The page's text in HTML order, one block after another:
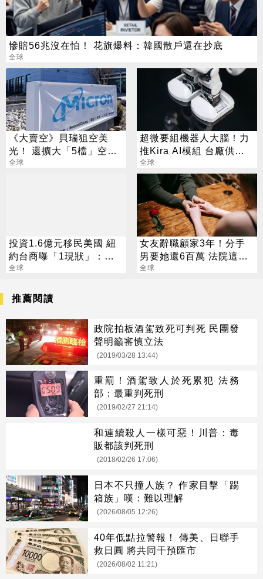
慘賠56兆沒在怕！ 花旗爆料：韓國散戶還在抄底
全球
《大賣空》貝瑞狙空美
光！ 還擴大「5檔」空頭
部位
全球
超微要組機器人大腦！力
推Kira AI模組 台廠供應
鏈曝光
全球
投資1.6億元移民美國 紐
約台商曝「1現狀」：台
灣人興趣不高
全球
女友辭職顧家3年！分手
男要她還6百萬 法院這樣
判
全球
推薦閱讀
政院拍板酒駕致死可判死 民團發
聲明籲審慎立法
(2019/03/28 13:44)
重罰！酒駕致人於死累犯 法務
部：最重判死刑
(2019/02/27 21:14)
和連續殺人一樣可惡！川普：毒
販都該判死刑
(2018/02/26 17:06)
日本不只撞人族？ 作家目擊「踢
箱族」嘆：難以理解
(2026/08/05 12:26)
40年低點拉警報！ 傳美、日聯手
救日圓 將共同干預匯市
(2026/08/02 11:21)